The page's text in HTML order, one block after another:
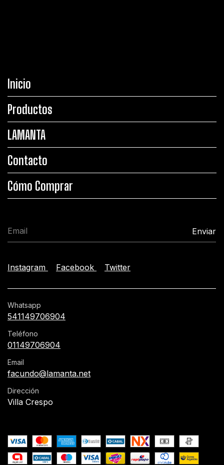
Inicio
Productos
LAMANTA
Contacto
Cómo Comprar
Instagram Facebook Twitter
Whatsapp
541149706904
Teléfono
01149706904
Email
facundo@lamanta.net
Dirección
Villa Crespo